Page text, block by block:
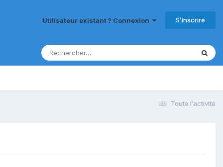
Utilisateur existant ? Connexion S’inscrire
Toute l’activité